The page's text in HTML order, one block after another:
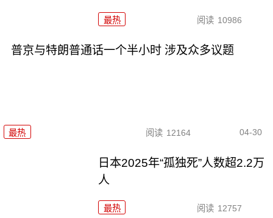
最热 阅读 10986
普京与特朗普通话一个半小时 涉及众多议题
最热 阅读 12164 04-30
日本2025年“孤独死”人数超2.2万
人
最热 阅读 12757